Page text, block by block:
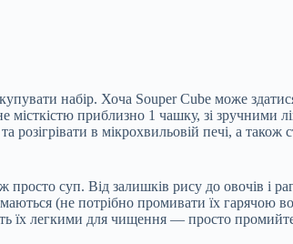
набір. Хоча Souper Cube може
приблизно 1 чашку, зі зручними
в мікрохвильовій печі, а
суп. Від залишків рису до овочів і
(не потрібно промивати їх гарячою
їх легкими для чищення — просто